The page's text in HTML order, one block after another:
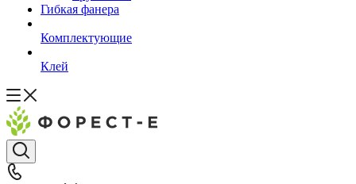
Гибкая фанера
Комплектующие
Клей